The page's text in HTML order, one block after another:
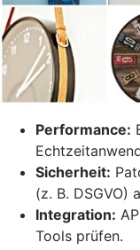
Performance:
Sicherheit:
(z. B. DSGVO)
Integration:
Tools prüfen.